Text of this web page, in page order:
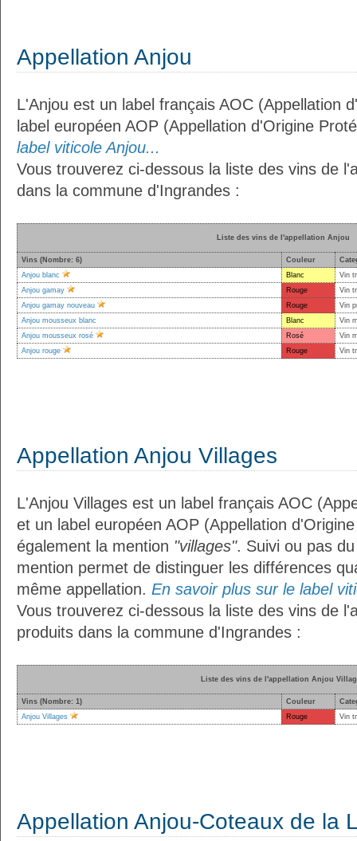
Appellation Anjou
L'Anjou est un label français AOC (Appellation
label européen AOP (Appellation d'Origine
label viticole Anjou...
Vous trouverez ci-dessous la liste des vins de
dans la commune d'Ingrandes :
Liste des vins de l'appellation Anjou
Vins (Nombre: 6) Couleur
Anjou blanc
Blanc
Vin
Anjou gamay
Rouge
Vin
Anjou gamay nouveau
Rouge
Vin
Anjou mousseux blanc
Blanc
Vin
Anjou mousseux rosé
Rosé
Vin
Anjou rouge
Rouge Vin
Appellation Anjou Villages
L'Anjou Villages est un label français AOC
et un label européen AOP (Appellation
également la mention "villages". Suivi ou pas
mention permet de distinguer les différences
même appellation. En savoir plus sur le label
Vous trouverez ci-dessous la liste des vins de
produits dans la commune d'Ingrandes :
Liste des vins de l'appellation Anjou
Vins (Nombre: 1) Couleur
Anjou Villages
Rouge Vin
Appellation Anjou-Coteaux de la